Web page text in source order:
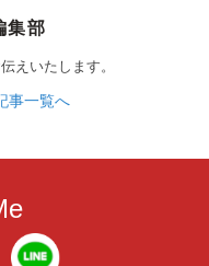
部
えいたします。
事一覧へ